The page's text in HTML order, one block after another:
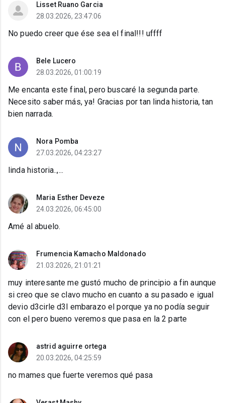
Lisset Ruano Garcia
28.03.2026, 23:47:06
No puedo creer que ése sea el final!!! uffff
Bele Lucero
28.03.2026, 01:00:19
Me encanta este final, pero buscaré la segunda parte.
Necesito saber más, ya! Gracias por tan linda historia, tan
bien narrada.
Nora Pomba
27.03.2026, 04:23:27
linda historia..,...
Maria Esther Deveze
24.03.2026, 06:45:00
Amé al abuelo.
Frumencia Kamacho Maldonado
21.03.2026, 21:01:21
muy interesante me gustó mucho de principio a fin aunque
si creo que se clavo mucho en cuanto a su pasado e igual
devio d3cirle d3l embarazo el porque ya no podía seguir
con el pero bueno veremos que pasa en la 2 parte
astrid aguirre ortega
20.03.2026, 04:25:59
no mames que fuerte veremos qué pasa